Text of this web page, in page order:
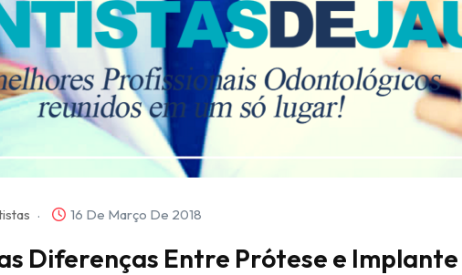
16 De Março De 2018
Diferenças Entre Prótese e Implante